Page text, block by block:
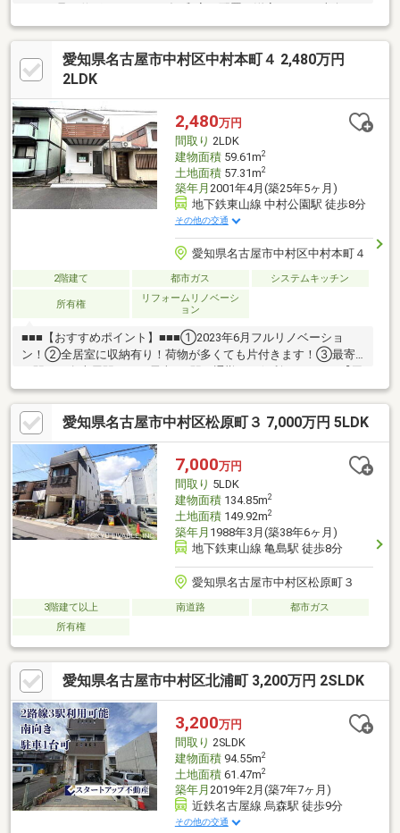
チン・足を伸ばしてくつろげる和室を配置・洋室はWIC・南向き
バルコニー付・水回り各所に自然換気可能な窓有・各階にトイレ
があり、ゆとりをもって利用可能・駐車場有(車種による)▼周辺
環境・ファミリーマート城西病院前店 徒歩3分(約180m)・スーパ
ー「ナフコトミダ千成店」徒歩7分(約510m)・名古屋市立柳小学
━━━━━・・・物件の詳細・ご相談はお気軽にお問い合わせく
ださい。
愛知県名古屋市中村区中村本町４ 2,480万円
2LDK
2,480万円
間取り 2LDK
建物面積59.61m2
土地面積57.31m2
築年月 2001年4月(築25年5ヶ月)
地下鉄東山線 中村公園駅 徒歩8分
その他の交通
愛知県名古屋市中村区中村本町４
2階建て 都市ガス システムキッチン
所有権
リフォームリノベーシ
ョン
■■■【おすすめポイント】■■■①2023年6月フルリノベーショ
ン！②全居室に収納有り！荷物が多くても片付きます！③最寄
辺環境】■■■①名古屋市営地下鉄 東山線「中村公園」駅 徒
歩：8分②名古屋市営バス 「大宮」停 徒歩：4分※駐車場なし
■■■【ご内覧ご希望のお客様へ】■■■ ご都合のよろしい日時に現
地をご案内させて頂きます！ 是非、お問い合わせお待ちしており
愛知県名古屋市中村区松原町３ 7,000万円 5LDK
7,000万円
間取り 5LDK
建物面積134.85m2
土地面積149.92m2
築年月 1988年3月(築38年6ヶ月)
地下鉄東山線 亀島駅 徒歩8分
愛知県名古屋市中村区松原町３
3階建て以上 南道路
都市ガス
所有権
愛知県名古屋市中村区北浦町 3,200万円 2SLDK
3,200万円
間取り 2SLDK
建物面積94.55m2
土地面積61.47m2
築年月 2019年2月(築7年7ヶ月)
近鉄名古屋線 烏森駅 徒歩9分
その他の交通